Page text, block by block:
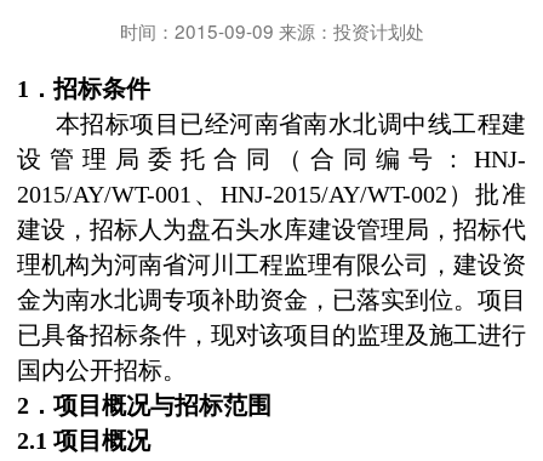
时间：2015-09-09 来源：投资计划处
1 ．招标条件
本招标项目已经河南省南水北调中线工程建
设管理局委托合同（合同编号： HNJ-
2015/AY/WT-001 、 HNJ-2015/AY/WT-002 ）批准
建设，招标人为盘石头水库建设管理局，招标代
理机构为河南省河川工程监理有限公司，建设资
金为南水北调专项补助资金，已落实到位。项目
已具备招标条件，现对该项目的监理及施工进行
国内公开招标。
2 ．项目概况与招标范围
2.1 项目概况